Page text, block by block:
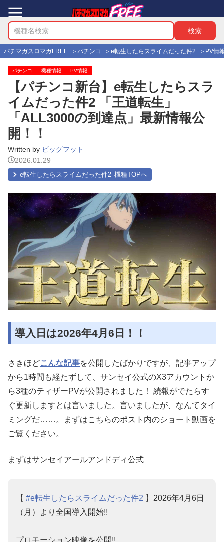
パチマガスロマガFREE パチンコ e転生したらスライムだった件2 PV情
パチンコ 機種情報 PV情報
【パチンコ新台】e転生したらスラ
イムだった件2 「王道転生」
「ALL3000の到達点」最新情報公
開！！
Written by ビッグフット
2026.01.29
e転生したらスライムだった件2
導入日は2026年4月6日！！
さきほどこんな記事を公開したばかりですが、記事アップ
から1時間も経たずして、サンセイ公式のX3アカウントか
ら3種のティザーPVが公開されました！ 続報がでたらす
ぐ更新しますとは言いました。言いましたが、なんてタイ
ミングだ……。まずはこちらのポスト内のショート動画を
ご覧ください。
まずはサンセイアールアンドディ公式
【 #e転生したらスライムだった件2 】2026年4月6日
（月）より全国導入開始!!
プロモーション映像を公開!!